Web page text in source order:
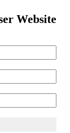
Website